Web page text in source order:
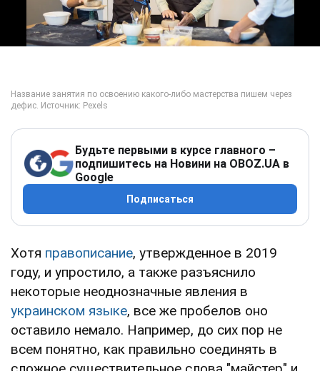
Будьте первыми в курсе главного –
подпишитесь на Новини на OBOZ.UA в
Google
Подписаться
Хотя правописание, утвержденное в 2019
году, и упростило, а также разъяснило
некоторые неоднозначные явления в
украинском языке, все же пробелов оно
оставило немало. Например, до сих пор не
всем понятно, как правильно соединять в